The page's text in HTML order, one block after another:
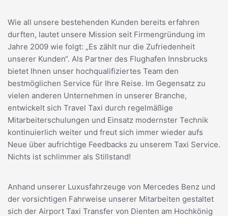
Wie all unsere bestehenden Kunden bereits erfahren
durften, lautet unsere Mission seit Firmengründung im
Jahre 2009 wie folgt: „Es zählt nur die Zufriedenheit
unserer Kunden“. Als Partner des Flughafen Innsbrucks
bietet Ihnen unser hochqualifiziertes Team den
bestmöglichen Service für Ihre Reise. Im Gegensatz zu
vielen anderen Unternehmen in unserer Branche,
entwickelt sich Travel Taxi durch regelmäßige
Mitarbeiterschulungen und Einsatz modernster Technik
kontinuierlich weiter und freut sich immer wieder aufs
Neue über aufrichtige Feedbacks zu unserem Taxi Service.
Nichts ist schlimmer als Stillstand!
Anhand unserer Luxusfahrzeuge von Mercedes Benz und
der vorsichtigen Fahrweise unserer Mitarbeiten gestaltet
sich der Airport Taxi Transfer von Dienten am Hochkönig